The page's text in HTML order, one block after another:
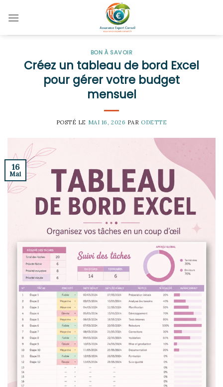
BON À SAVOIR
Créez un tableau de bord Excel
pour gérer votre budget
mensuel
POSTÉ LE MAI 16, 2026 PAR ODETTE
16
Mai